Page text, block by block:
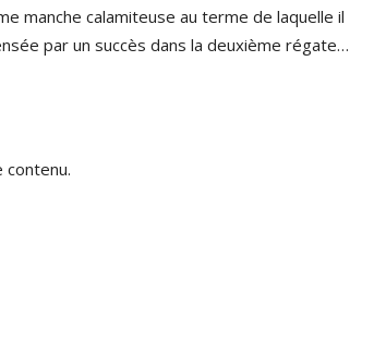
manche calamiteuse au terme de laquelle il
par un succès dans la deuxième régate…